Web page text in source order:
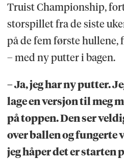
Truist Championship,
storspillet fra de siste
på de fem første hullene,
– med ny putter i bagen.
– Ja, jeg har ny putter.
lage en versjon til meg
på toppen. Den ser
over ballen og fungerte
jeg håper det er starten